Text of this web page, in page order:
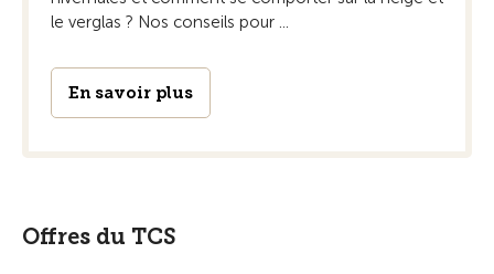
le verglas ? Nos conseils pour ...
En savoir plus
Offres du TCS